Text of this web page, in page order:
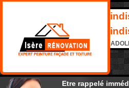
Etre rappelé